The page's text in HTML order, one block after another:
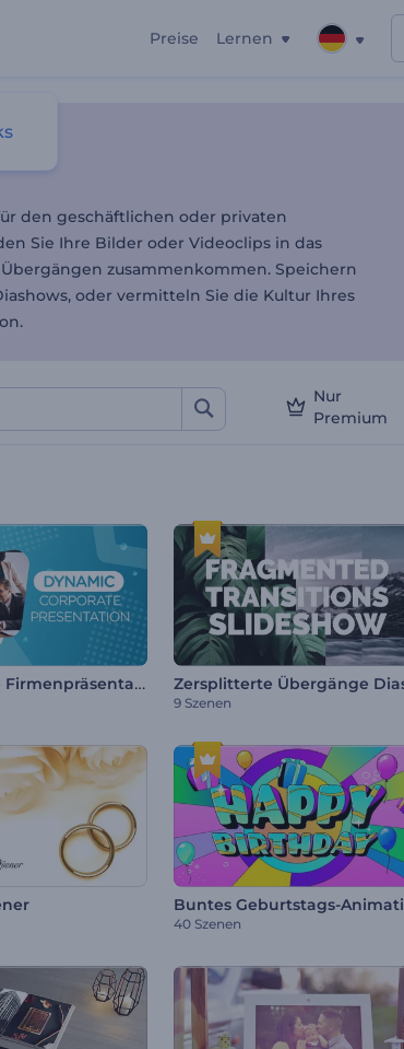
Preise Lernen
den geschäftlichen oder privaten
Sie Ihre Bilder oder Videoclips in das
zusammenkommen. Speichern
oder vermitteln Sie die Kultur Ihres
Nur
Premium
Dynamische Firmenpräsentation
9 Szenen
40 Szenen